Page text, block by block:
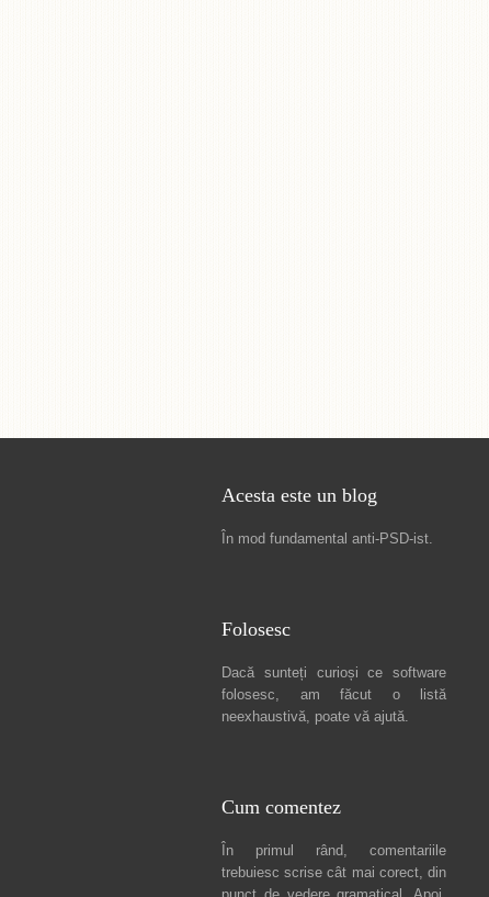
Acesta este un blog
În mod fundamental anti-PSD-ist.
Folosesc
Dacă sunteți curioși ce software
folosesc, am făcut o listă
neexhaustivă, poate vă ajută.
Cum comentez
În primul rând, comentariile
trebuiesc scrise cât mai corect, din